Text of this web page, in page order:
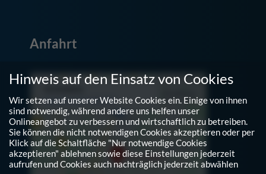
Anfahrt
Hinweis auf den Einsatz von Cookies
Wir setzen auf unserer Website Cookies ein. Einige von ihnen
sind notwendig, während andere uns helfen unser
Onlineangebot zu verbessern und wirtschaftlich zu betreiben.
Sie können die nicht notwendigen Cookies akzeptieren oder per
Klick auf die Schaltfläche "Nur notwendige Cookies
akzeptieren" ablehnen sowie diese Einstellungen jederzeit
aufrufen und Cookies auch nachträglich jederzeit abwählen